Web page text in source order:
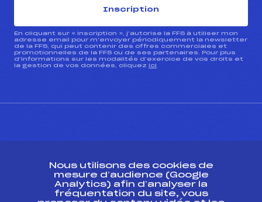
Inscription
En cliquant sur « inscription », j’autorise la FFS à utiliser mon
adresse email pour m’envoyer périodiquement la newsletter
de la FFS, qui peut contenir des offres commerciales et
promotionnelles de la FFS ou de ses partenaires. Pour plus
d’informations sur les modalités d’exercice de vos droits et
la gestion de vos données, cliquez ici
ESPACE PRESSE
Ressources
Nous utilisons des cookies de
mesure d’audience (Google
Analytics) afin d’analyser la
fréquentation du site, vous